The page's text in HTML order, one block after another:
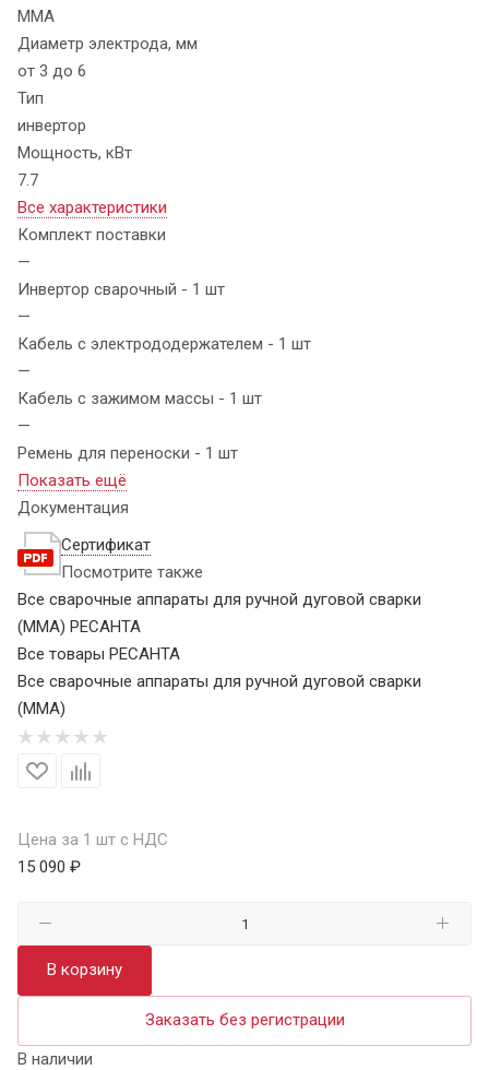
MMA
Диаметр электрода, мм
от 3 до 6
Тип
инвертор
Мощность, кВт
7.7
Все характеристики
Комплект поставки
—
Инвертор сварочный - 1 шт
—
Кабель с электрододержателем - 1 шт
—
Кабель с зажимом массы - 1 шт
—
Ремень для переноски - 1 шт
Показать ещё
Документация
Сертификат
Посмотрите также
Все сварочные аппараты для ручной дуговой сварки
(MMA) РЕСАНТА
Все товары РЕСАНТА
Все сварочные аппараты для ручной дуговой сварки
(MMA)
Цена за 1 шт с НДС
15 090 ₽
В корзину
Заказать без регистрации
В наличии